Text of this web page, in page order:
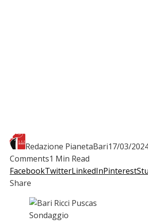
Redazione PianetaBari17/03/
Comments1 Min Read
FacebookTwitterLinkedInPinterest
Share